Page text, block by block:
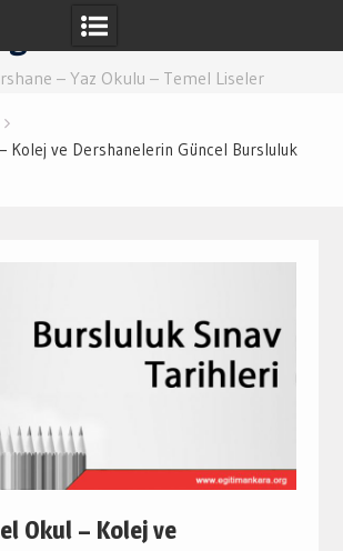
Eğitim Ankara
– Yaz Okulu – Temel Liseler
Kolej ve Dershanelerin Güncel Bursluluk
Okul – Kolej ve